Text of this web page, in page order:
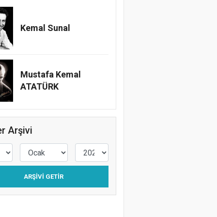
Kemal Sunal
Mustafa Kemal
ATATÜRK
Arşivi
ARŞIVI GETIR